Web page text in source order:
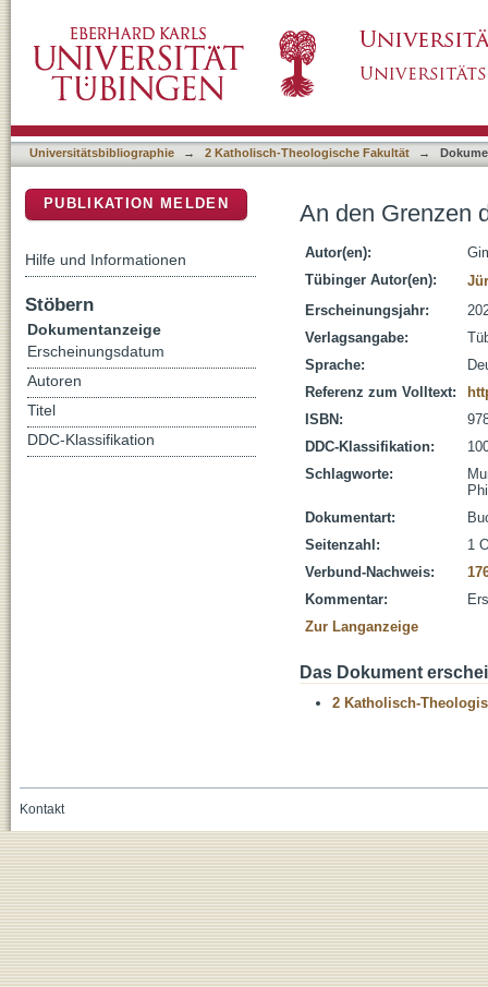
Universitätsbibliographie → 2 Katholisch-Theologische Fakultät →
An den Grenzen
Autor(en):
Tübinger Autor(en):
Erscheinungsjahr:
Verlagsangabe:
Sprache:
Referenz zum Volltext:
ISBN:
DDC-Klassifikation:
Schlagworte:
Dokumentart:
Seitenzahl:
1
Verbund-Nachweis:
Kommentar:
Zur Langanzeige
Das Dokument
2 Katholisch-
PUBLIKATION MELDEN
Hilfe und Informationen
Stöbern
Dokumentanzeige
Erscheinungsdatum
Autoren
Titel
DDC-Klassifikation
Kontakt